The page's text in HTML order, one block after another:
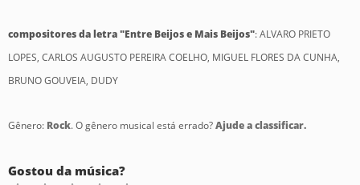
compositores da letra "Entre Beijos e Mais Beijos": ALVARO PRIETO
LOPES, CARLOS AUGUSTO PEREIRA COELHO, MIGUEL FLORES DA CUNHA,
BRUNO GOUVEIA, DUDY
Gênero: Rock. O gênero musical está errado?Ajude a classificar.
Gostou da música?